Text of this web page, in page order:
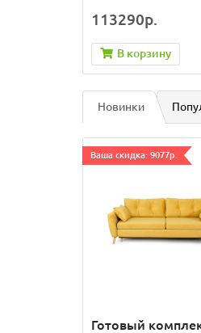
113290р.
В корзину
Новинки
Ваша скидка: 9077р.
Готовый